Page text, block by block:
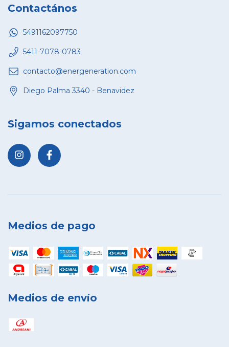
Contactános
5491162097750
5411-7078-0783
contacto@energeneration.com
Diego Palma 3340 - Benavidez
Sigamos conectados
Medios de pago
Medios de envío